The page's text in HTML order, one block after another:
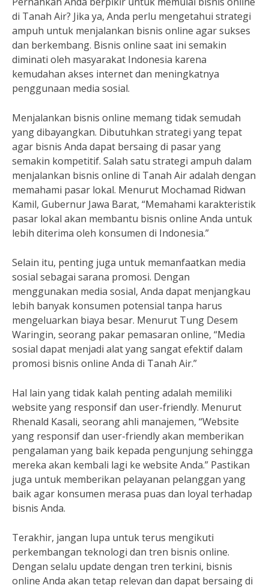
di Tanah Air? Jika ya, Anda perlu mengetahui strategi
ampuh untuk menjalankan bisnis online agar sukses
dan berkembang. Bisnis online saat ini semakin
diminati oleh masyarakat Indonesia karena
kemudahan akses internet dan meningkatnya
penggunaan media sosial.
Menjalankan bisnis online memang tidak semudah
yang dibayangkan. Dibutuhkan strategi yang tepat
agar bisnis Anda dapat bersaing di pasar yang
semakin kompetitif. Salah satu strategi ampuh dalam
menjalankan bisnis online di Tanah Air adalah dengan
memahami pasar lokal. Menurut Mochamad Ridwan
Kamil, Gubernur Jawa Barat, “Memahami karakteristik
pasar lokal akan membantu bisnis online Anda untuk
lebih diterima oleh konsumen di Indonesia.”
Selain itu, penting juga untuk memanfaatkan media
sosial sebagai sarana promosi. Dengan
menggunakan media sosial, Anda dapat menjangkau
lebih banyak konsumen potensial tanpa harus
mengeluarkan biaya besar. Menurut Tung Desem
Waringin, seorang pakar pemasaran online, “Media
sosial dapat menjadi alat yang sangat efektif dalam
promosi bisnis online Anda di Tanah Air.”
Hal lain yang tidak kalah penting adalah memiliki
website yang responsif dan user-friendly. Menurut
Rhenald Kasali, seorang ahli manajemen, “Website
yang responsif dan user-friendly akan memberikan
pengalaman yang baik kepada pengunjung sehingga
mereka akan kembali lagi ke website Anda.” Pastikan
juga untuk memberikan pelayanan pelanggan yang
baik agar konsumen merasa puas dan loyal terhadap
bisnis Anda.
Terakhir, jangan lupa untuk terus mengikuti
perkembangan teknologi dan tren bisnis online.
Dengan selalu update dengan tren terkini, bisnis
online Anda akan tetap relevan dan dapat bersaing di